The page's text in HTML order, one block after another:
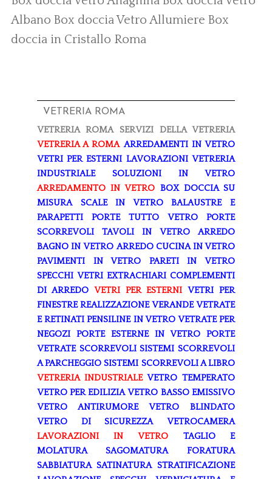
Albano Box doccia Vetro Allumiere Box
doccia in Cristallo Roma
VETRERIA ROMA
VETRERIA ROMA SERVIZI DELLA VETRERIA
VETRERIA A ROMA ARREDAMENTI IN VETRO
VETRI PER ESTERNI LAVORAZIONI VETRERIA
INDUSTRIALE
SOLUZIONI IN VETRO
ARREDAMENTO IN VETRO BOX DOCCIA SU
MISURA
SCALE IN VETRO
BALAUSTRE E
PARAPETTI
PORTE TUTTO VETRO
PORTE
SCORREVOLI
TAVOLI IN VETRO
ARREDO
BAGNO IN VETRO ARREDO CUCINA IN VETRO
PAVIMENTI IN VETRO
PARETI IN VETRO
SPECCHI VETRI EXTRACHIARI COMPLEMENTI
DI ARREDO VETRI PER ESTERNI VETRI PER
FINESTRE REALIZZAZIONE VERANDE VETRATE
E RETINATI PENSILINE IN VETRO VETRATE PER
NEGOZI PORTE ESTERNE IN VETRO PORTE
VETRATE SCORREVOLI SISTEMI SCORREVOLI
A PARCHEGGIO SISTEMI SCORREVOLI A LIBRO
VETRERIA INDUSTRIALE VETRO TEMPERATO
VETRO PER EDILIZIA VETRO BASSO EMISSIVO
VETRO ANTIRUMORE
VETRO BLINDATO
VETRO DI SICUREZZA
VETROCAMERA
LAVORAZIONI IN VETRO
TAGLIO E
MOLATURA
SAGOMATURA
FORATURA
SABBIATURA SATINATURA STRATIFICAZIONE